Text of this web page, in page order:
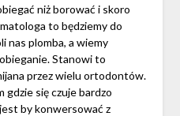
niż borować i skoro
to będziemy do
nas plomba, a wiemy
Stanowi to
przez wielu ortodontów.
się czuje bardzo
by konwersować z